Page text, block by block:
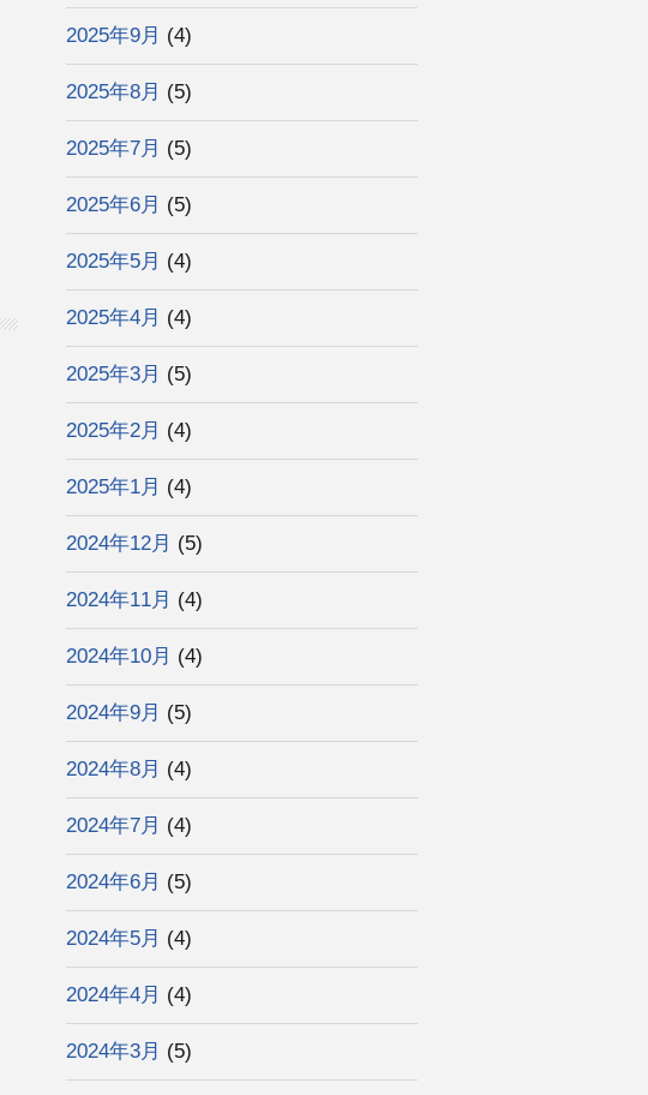
2025年9月 (4)
2025年8月 (5)
2025年7月 (5)
2025年6月 (5)
2025年5月 (4)
2025年4月 (4)
2025年3月 (5)
2025年2月 (4)
2025年1月 (4)
2024年12月 (5)
2024年11月 (4)
2024年10月 (4)
2024年9月 (5)
2024年8月 (4)
2024年7月 (4)
2024年6月 (5)
2024年5月 (4)
2024年4月 (4)
2024年3月 (5)